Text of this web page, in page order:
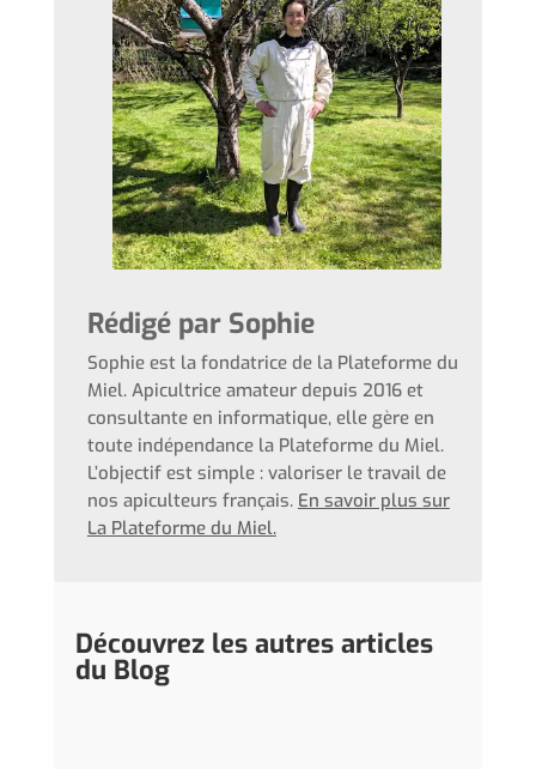
Rédigé par Sophie
Sophie est la fondatrice de la Plateforme du
Miel. Apicultrice amateur depuis 2016 et
consultante en informatique, elle gère en
toute indépendance la Plateforme du Miel.
L’objectif est simple : valoriser le travail de
nos apiculteurs français. En savoir plus sur
La Plateforme du Miel.
Découvrez les autres articles
du Blog